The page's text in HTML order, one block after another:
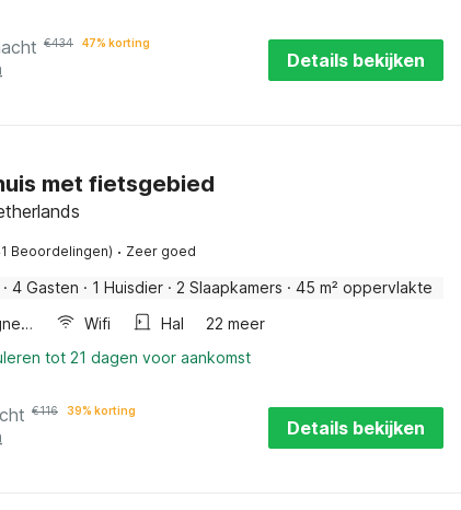
€434 47% korting
Details bekijken
met fietsgebied
Beoordelingen) · Zeer goed
· 4 Gasten · 1 Huisdier · 2 Slaapkamers · 45 m² oppervlakte
Combimagnetron
Wifi Hal
22 meer
tot 21 dagen voor aankomst
€116 39% korting
Details bekijken